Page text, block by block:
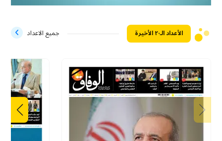
الأعداد الـ۲۰ الأخيرة جميع الاعداد